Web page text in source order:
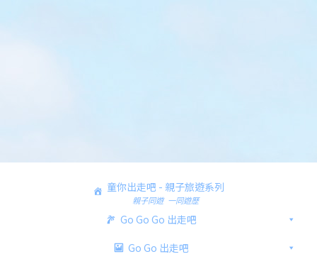
童你出走吧 - 親子旅遊系列
親子同遊 一同遊歷
Go Go Go 出走吧
Go Go 出走吧